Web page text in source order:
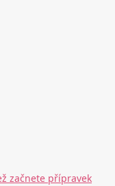
začnete přípravek